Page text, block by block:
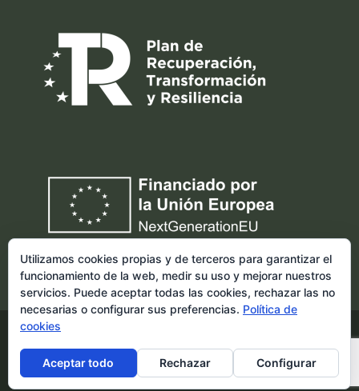
Copyright © 2024 Mireia Iglesias. Todos los derechos
reservados.web design: La Web Creativa
Utilizamos cookies propias y de terceros para garantizar el
funcionamiento de la web, medir su uso y mejorar nuestros
servicios. Puede aceptar todas las cookies, rechazar las no
necesarias o configurar sus preferencias. Política de
cookies
Aceptar todo Rechazar Configurar